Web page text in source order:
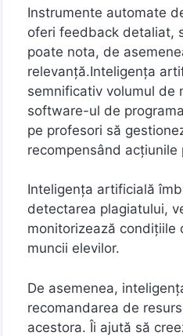
Instrumente automate
oferi feedback detaliat,
poate nota, de
relevanță.Inteligența
semnificativ volumul de
software-ul de
pe profesori să
recompensând
Inteligența artificială
detectarea plagiatului,
monitorizează condițiile
muncii elevilor.
De asemenea,
recomandarea de
acestora. Îi ajută să